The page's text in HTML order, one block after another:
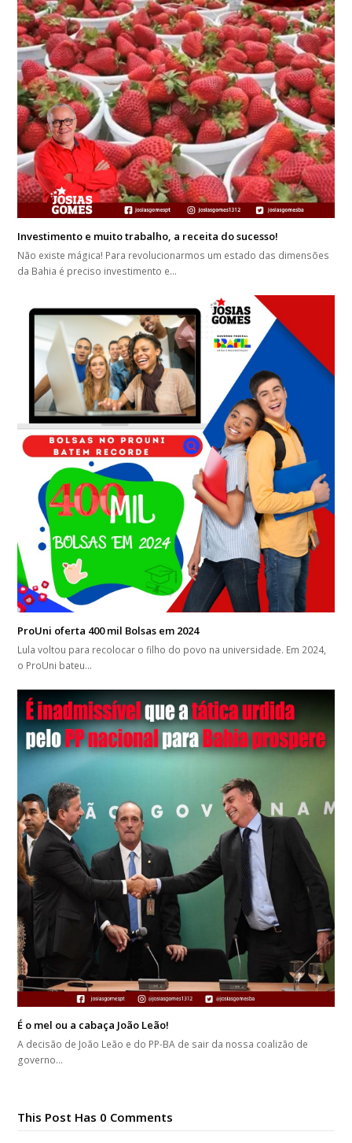
Investimento e muito trabalho, a receita do sucesso!
Não existe mágica! Para revolucionarmos um estado das dimensões
da Bahia é preciso investimento e…
ProUni oferta 400 mil Bolsas em 2024
Lula voltou para recolocar o filho do povo na universidade. Em 2024,
o ProUni bateu…
É o mel ou a cabaça João Leão!
A decisão de João Leão e do PP-BA de sair da nossa coalizão de
governo…
This Post Has 0 Comments